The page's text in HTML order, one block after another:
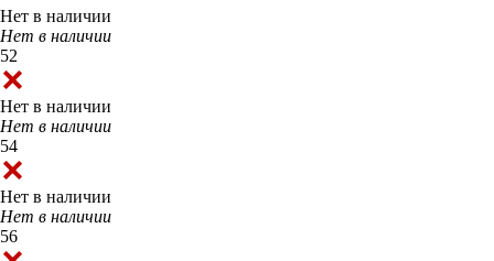
Нет в наличии
Нет в наличии
52
Нет в наличии
Нет в наличии
54
Нет в наличии
Нет в наличии
56